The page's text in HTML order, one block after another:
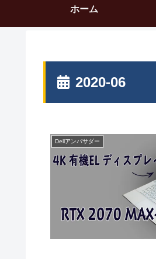
ホーム
2020-06
Dellアンバサダー